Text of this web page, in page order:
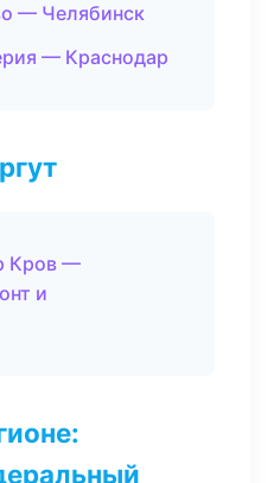
— Челябинск
— Краснодар
Кров —
и